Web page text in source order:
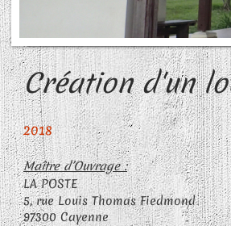
Création d'un
2018
Maître d’Ouvrage :
LA POSTE
5, rue Louis Thomas Fiedmond
97300 Cayenne